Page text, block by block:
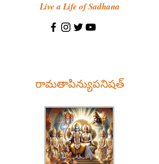
Live a Life of Sadhana
రామతాపిన్యుపనిషత్